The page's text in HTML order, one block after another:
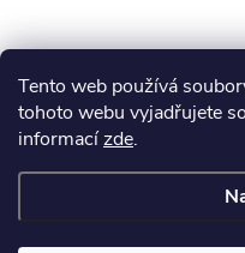
Tento web používá
tohoto webu vyjadřujete
informacízde.